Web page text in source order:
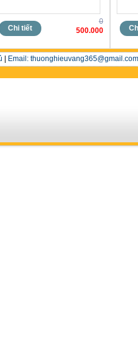
Chi tiết
0
500.000
Email: